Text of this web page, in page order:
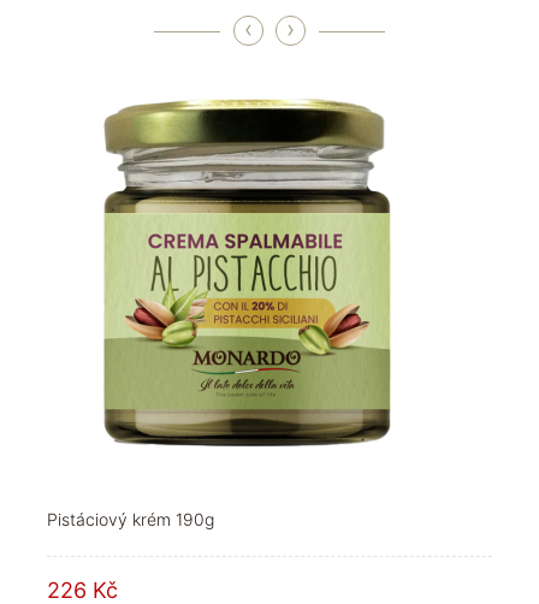
‹ ›
Pistáciový krém 190g
226 Kč